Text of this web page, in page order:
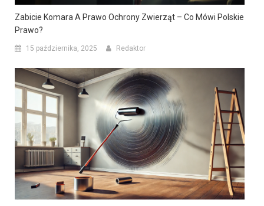
Zabicie Komara A Prawo Ochrony Zwierząt – Co Mówi Polskie
Prawo?
15 października, 2025 Redaktor